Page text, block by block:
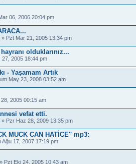
06, 2006 20:04 pm
» Pzt Mar 21, 2005 13:34 pm
olduklarınız...
27, 2005 18:44 pm
- Yaşamam Artık
May 23, 2008 03:52 am
2005 00:15 am
vefat etti.
» Pzr Haz 28, 2009 13:35 pm
MUCK CAN HATİCE'' mp3:
Ağu 17, 2007 17:19 pm
» Pzt Eki 24, 2005 10:43 am